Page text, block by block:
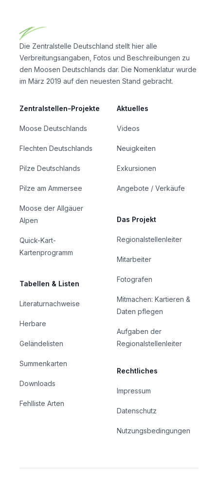
Die Zentralstelle Deutschland stellt hier alle
Verbreitungsangaben, Fotos und Beschreibungen zu
den Moosen Deutschlands dar. Die Nomenklatur wurde
im März 2019 auf den neuesten Stand gebracht.
Zentralstellen-Projekte
Moose Deutschlands
Flechten Deutschlands
Pilze Deutschlands
Pilze am Ammersee
Moose der Allgäuer
Alpen
Quick-Kart-
Kartenprogramm
Tabellen & Listen
Literaturnachweise
Herbare
Geländelisten
Summenkarten
Downloads
Fehlliste Arten
Aktuelles
Videos
Neuigkeiten
Exkursionen
Angebote / Verkäufe
Das Projekt
Regionalstellenleiter
Mitarbeiter
Fotografen
Mitmachen: Kartieren &
Daten pflegen
Aufgaben der
Regionalstellenleiter
Rechtliches
Impressum
Datenschutz
Nutzungsbedingungen